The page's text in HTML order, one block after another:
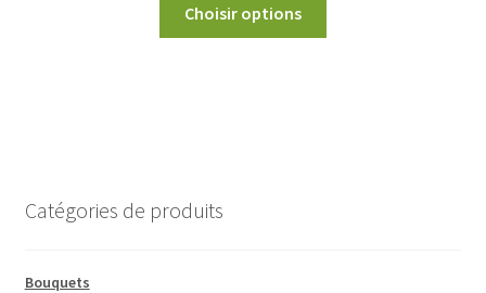
Choisir options
Catégories de produits
Bouquets